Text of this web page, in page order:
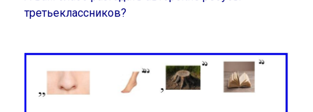
третьеклассников?